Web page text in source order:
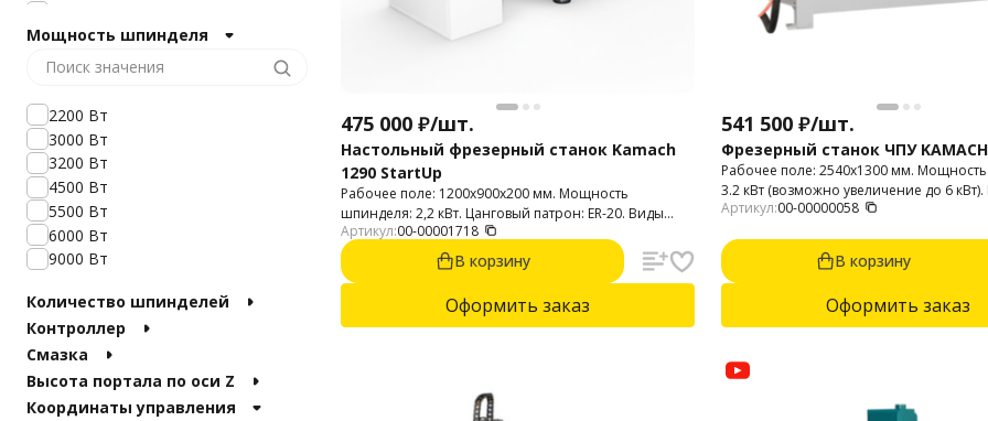
475 000 ₽/шт.
Настольный фрезерный станок Kamach
1290 StartUp
Рабочее поле: 1200х900х200 мм. Мощность
шпинделя: 2,2 кВт. Цанговый патрон: ER-20. Виды
обработки: 2D и 3D. Обрабатываемые материалы:
пластик, МДФ, ДСП, фанера, композитные
материалы, дерево, фанера, камень, текстолит.
Артикул:00-00001718
В корзину
Оформить заказ
541 500 ₽/шт.
Фрезерный станок ЧПУ
Рабочее поле: 2540х1300 мм.
3.2 кВт (возможно увеличение до 6
патрон: ER-25. Высота портала: 230 мм.
Обрабатываемые материалы: пластик,
дерево, пластики (ПВХ, акрил,
Артикул:00-00000058
В корзину
Оформить заказ
3000х1500 мм
3000х2000 мм
Мощность шпинделя
2200 Вт
3000 Вт
3200 Вт
4500 Вт
5500 Вт
6000 Вт
9000 Вт
Количество шпинделей
Контроллер
Смазка
Высота портала по оси Z
Координаты управления